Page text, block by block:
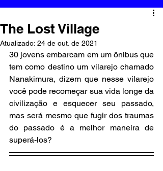
The Lost Village
Atualizado: 24 de out. de 2021
30 jovens embarcam em um ônibus que
tem como destino um vilarejo chamado
Nanakimura, dizem que nesse vilarejo
você pode recomeçar sua vida longe da
civilização e esquecer seu passado,
mas será mesmo que fugir dos traumas
do passado é a melhor maneira de
superá-los?